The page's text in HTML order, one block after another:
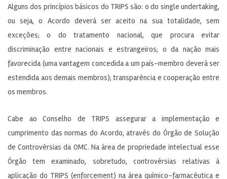
Alguns dos princípios básicos do TRIPS são: o do single undertaking,
ou seja, o Acordo deverá ser aceito na sua totalidade, sem
exceções; o do tratamento nacional, que procura evitar
discriminação entre nacionais e estrangeiros; o da nação mais
favorecida (uma vantagem concedida a um país-membro deverá ser
estendida aos demais membros); transparência e cooperação entre
os membros.
Cabe ao Conselho de TRIPS assegurar a implementação e
cumprimento das normas do Acordo, através do Órgão de Solução
de Controvérsias da OMC. Na área de propriedade intelectual esse
Órgão tem examinado, sobretudo, controvérsias relativas à
aplicação do TRIPS (enforcement) na área químico-farmacêutica e